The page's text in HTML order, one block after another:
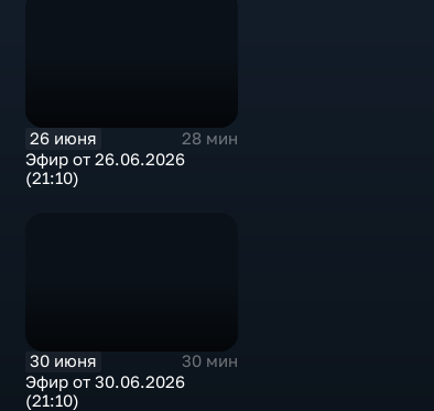
26 июня
28 мин
Эфир от 26.06.2026
(21:10)
30 июня
30 мин
Эфир от 30.06.2026
(21:10)